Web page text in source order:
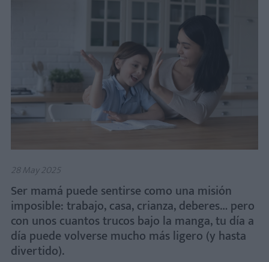
28 May 2025
Ser mamá puede sentirse como una misión
imposible: trabajo, casa, crianza, deberes… pero
con unos cuantos trucos bajo la manga, tu día a
día puede volverse mucho más ligero (y hasta
divertido).